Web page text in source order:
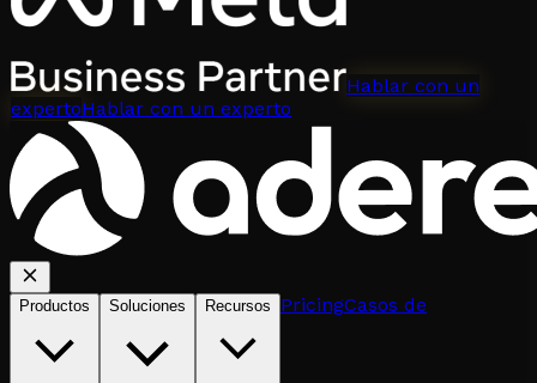
Hablar con un
expertoHablar con un experto
Productos Soluciones Recursos PricingCasos de